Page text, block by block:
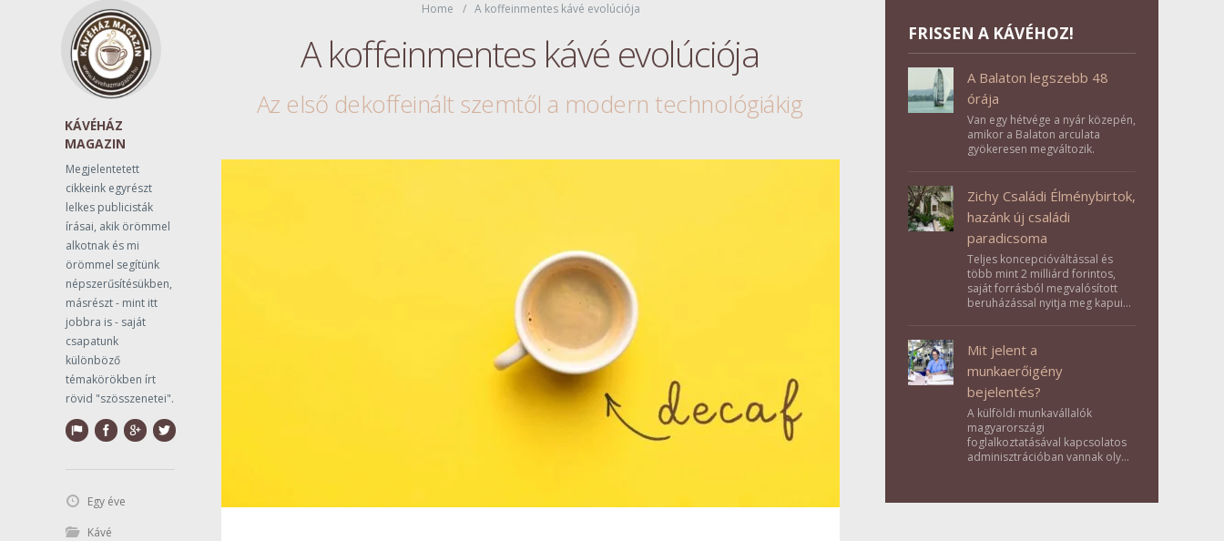
Home A koffeinmentes kávé evolúciója
A koffeinmentes kávé evolúciója
Az első dekoffeinált szemtől a modern technológiákig
KÁVÉHÁZ
MAGAZIN
Megjelentetett
cikkeink egyrészt
lelkes publicisták
írásai, akik örömmel
alkotnak és mi
örömmel segítünk
népszerűsítésükben,
másrészt - mint itt
jobbra is - saját
csapatunk
különböző
témakörökben írt
rövid "szösszenetei".
Egy éve
Kávé
FRISSEN A KÁVÉHOZ!
A Balaton legszebb 48
órája
Van egy hétvége a nyár közepén,
amikor a Balaton arculata
gyökeresen megváltozik.
Zichy Családi Élménybirtok,
hazánk új családi
paradicsoma
Teljes koncepcióváltással és
több mint 2 milliárd forintos,
saját forrásból megvalósított
beruházással nyitja meg kapuit a
Élménybirtok a mai napon.
Mit jelent a
munkaerőigény
bejelentés?
A külföldi munkavállalók
magyarországi
foglalkoztatásával kapcsolatos
adminisztrációban vannak olyan
valójában azonban